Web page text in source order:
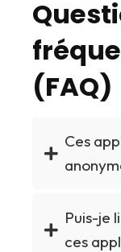
(FAQ)
Ces
Puis-je
ces